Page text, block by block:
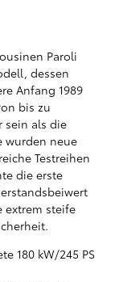
Paroli
dessen
Anfang 1989
bis zu
sein als die
wurden neue
Testreihen
die erste
extrem steife
180 kW/245 PS